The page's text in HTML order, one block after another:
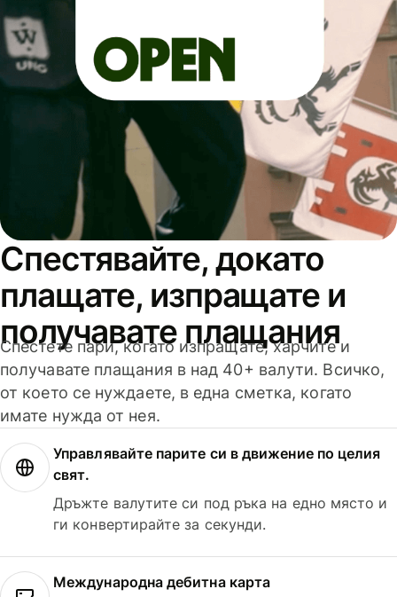
Спестявайте, докато
плащате, изпращате и
получавате плащания
Спестете пари, когато изпращате, харчите и
получавате плащания в над 40+ валути. Всичко,
от което се нуждаете, в една сметка, когато
имате нужда от нея.
Управлявайте парите си в движение по целия
свят.
Дръжте валутите си под ръка на едно място и
ги конвертирайте за секунди.
Международна дебитна карта